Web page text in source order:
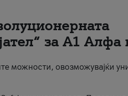
за А1 Алфа
можности, овозможувајќи